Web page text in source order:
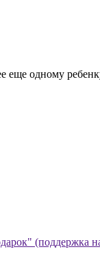
еще одному
(поддержка